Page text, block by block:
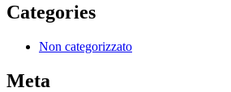
Categories
Non categorizzato
Meta